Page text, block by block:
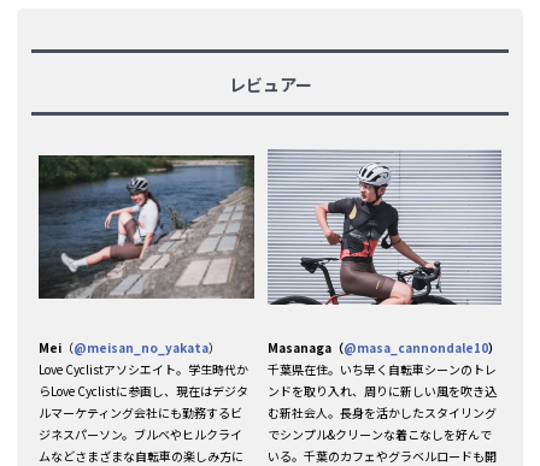
レビュアー
Mei （@meisan_no_yakata）
Love Cyclistアソシエイト。学生時代か
らLove Cyclistに参画し、現在はデジタ
ルマーケティング会社にも勤務するビ
ジネスパーソン。ブルベやヒルクライ
ムなどさまざまな自転車の楽しみ方に
Masanaga（@masa_cannondale10）
千葉県在住。いち早く自転車シーンのトレ
ンドを取り入れ、周りに新しい風を吹き込
む新社会人。長身を活かしたスタイリング
でシンプル&クリーンな着こなしを好んで
いる。千葉のカフェやグラベルロードも開